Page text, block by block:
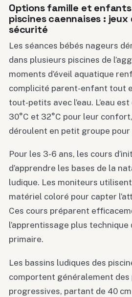
Options famille et
piscines caennaises : jeux
sécurité
Les séances bébés nageurs
dans plusieurs piscines de
moments d’éveil aquatique
complicité parent-enfant tout
tout-petits avec l’eau. L’eau
30°C et 32°C pour leur
déroulent en petit groupe
Pour les 3-6 ans, les cours
d’apprendre les bases de la
ludique. Les moniteurs
matériel coloré pour capter
Ces cours préparent
l’apprentissage plus
primaire.
Les bassins ludiques des
comportent généralement
progressives, partant de 40